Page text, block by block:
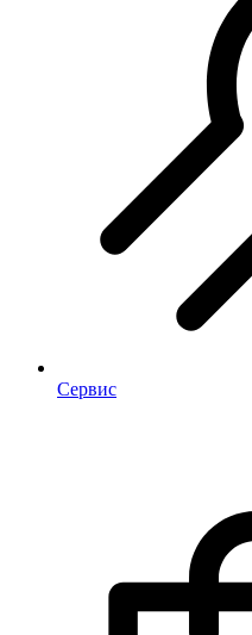
Сервис